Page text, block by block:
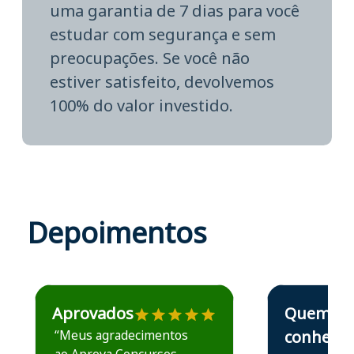
uma garantia de 7 dias para você
estudar com segurança e sem
preocupações. Se você não
estiver satisfeito, devolvemos
100% do valor investido.
Depoimentos
Estudante José recomenda o Aprova Concursos em
Aprovados
“Meus agradecimentos
Estudante Elais
Quem
conhece,